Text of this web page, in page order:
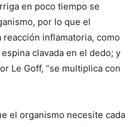
en poco tiempo se
por lo que el
inflamatoria, como
clavada en el dedo; y
Le Goff, “se multiplica con
el organismo necesite cada